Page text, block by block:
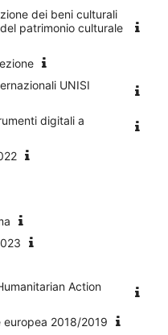
dei beni culturali
patrimonio culturale
UNISI
digitali a
Action
2018/2019